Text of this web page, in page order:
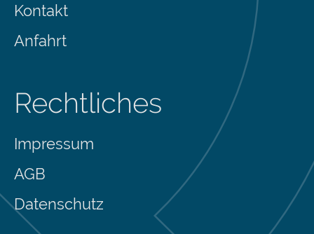
Kontakt
Anfahrt
Rechtliches
Impressum
AGB
Datenschutz